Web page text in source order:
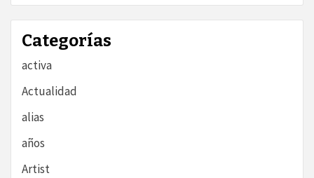
Categorías
activa
Actualidad
alias
años
Artist